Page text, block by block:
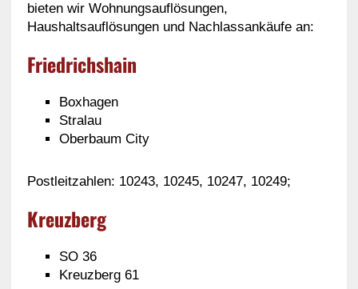
bieten wir Wohnungsauflösungen,
Haushaltsauflösungen und Nachlassankäufe an:
Friedrichshain
Boxhagen
Stralau
Oberbaum City
Postleitzahlen: 10243, 10245, 10247, 10249;
Kreuzberg
SO 36
Kreuzberg 61